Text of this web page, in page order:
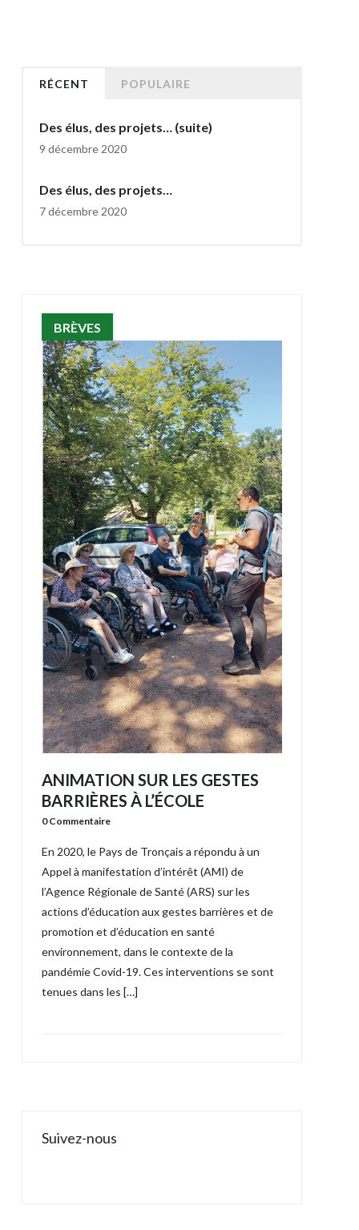
RÉCENT POPULAIRE
Des élus, des projets… (suite)
9 décembre 2020
Des élus, des projets…
7 décembre 2020
BRÈVES
ANIMATION SUR LES GESTES
BARRIÈRES À L’ÉCOLE
0 Commentaire
En 2020, le Pays de Tronçais a répondu à un
Appel à manifestation d’intérêt (AMI) de
l’Agence Régionale de Santé (ARS) sur les
actions d’éducation aux gestes barrières et de
promotion et d’éducation en santé
environnement, dans le contexte de la
pandémie Covid-19. Ces interventions se sont
tenues dans les […]
Suivez-nous